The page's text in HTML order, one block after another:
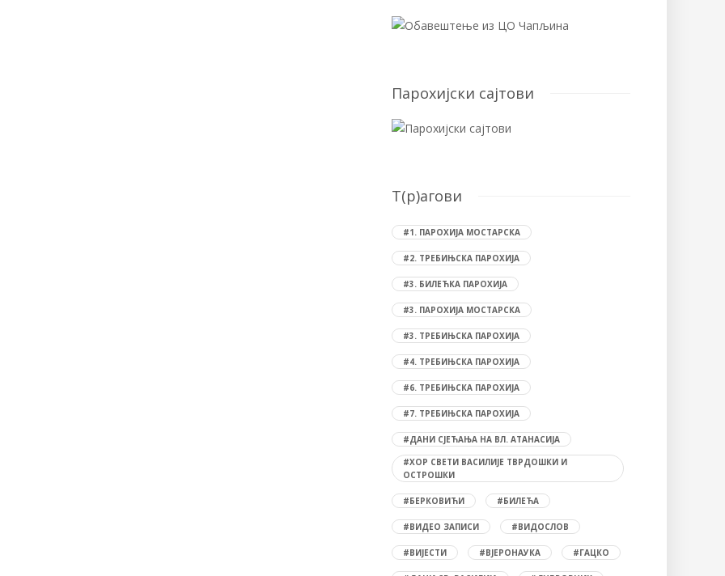
Парохијски сајтови
T(р)агови
#1. ПАРОХИЈА МОСТАРСКА
#2. ТРЕБИЊСКА ПАРОХИЈА
#3. БИЛЕЋКА ПАРОХИЈА
#3. ПАРОХИЈА МОСТАРСКА
#3. ТРЕБИЊСКА ПАРОХИЈА
#4. ТРЕБИЊСКА ПАРОХИЈА
#6. ТРЕБИЊСКА ПАРОХИЈА
#7. ТРЕБИЊСКА ПАРОХИЈА
#ДАНИ СЈЕЋАЊА НА ВЛ. АТАНАСИЈА
#ХОР СВЕТИ ВАСИЛИЈЕ ТВРДОШКИ И
ОСТРОШКИ
#БЕРКОВИЋИ #БИЛЕЋА
#ВИДЕО ЗАПИСИ #ВИДОСЛОВ
#ВИЈЕСТИ #ВЈЕРОНАУКА #ГАЦКО